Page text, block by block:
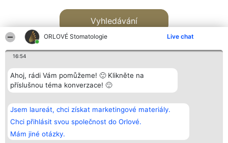
ORLOVÉ Stomatologie Live chat
16:54
Ahoj, rádi Vám pomůžeme! 🙂 Klikněte na
příslušnou téma konverzace! 🙂
Jsem laureát, chci získat marketingové materiály.
Chci přihlásit svou společnost do Orlové.
Mám jiné otázky.
Vyhledávání
Bright Side Solutions sp. z o.
o. sp. k.
ul. Ruska 22
Wrocław 50-079
KRS 0000749100 | Regon
381313360 | NIP 8943132676
Vítězové
Seznam všech
laureátů
Zásady
Zásady
Kontakt